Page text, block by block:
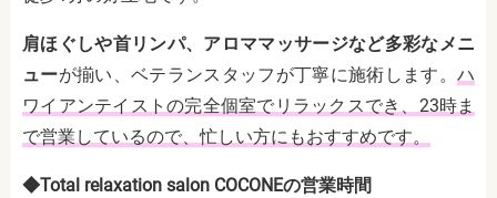
肩ほぐしや首リンパ、アロママッサージなど多彩なメニ
ューが揃い、ベテランスタッフが丁寧に施術します。ハ
ワイアンテイストの完全個室でリラックスでき、23時ま
で営業しているので、忙しい方にもおすすめです。
◆Total relaxation salon COCONEの営業時間